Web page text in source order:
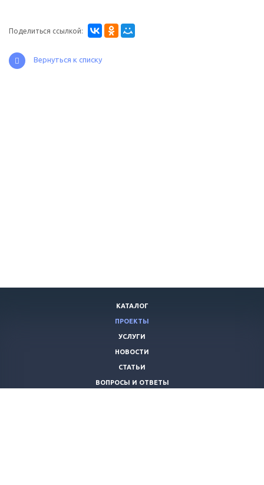
Поделиться ссылкой:
Вернуться к списку
КАТАЛОГ
ПРОЕКТЫ
УСЛУГИ
НОВОСТИ
СТАТЬИ
ВОПРОСЫ И ОТВЕТЫ